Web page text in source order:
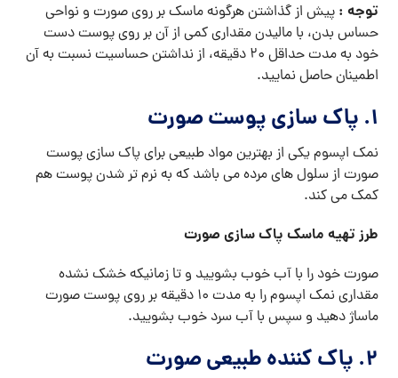
توجه : پیش از گذاشتن هرگونه ماسک بر روی صورت و نواحی
حساس بدن، با مالیدن مقداری کمی از آن بر روی پوست دست
خود به مدت حداقل ۲۰ دقیقه، از نداشتن حساسیت نسبت به آن
اطمینان حاصل نمایید.
۱. پاک سازی پوست صورت
نمک اپسوم یکی از بهترین مواد طبیعی برای پاک سازی پوست
صورت از سلول های مرده می باشد که به نرم تر شدن پوست هم
کمک می کند.
طرز تهیه ماسک پاک سازی صورت
صورت خود را با آب خوب بشویید و تا زمانیکه خشک نشده
مقداری نمک اپسوم را به مدت ۱۰ دقیقه بر روی پوست صورت
ماساژ دهید و سپس با آب سرد خوب بشویید.
۲. پاک کننده طبیعی صورت